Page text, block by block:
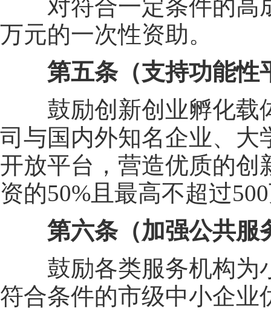
对符合一定条件的高成
万元的一次性资助。
第五条（支持功能性
鼓励创新创业孵化载
司与国内外知名企业、大
开放平台，营造优质的创
资的50%且最高不超过
第六条（加强公共服
鼓励各类服务机构为
符合条件的市级中小企业